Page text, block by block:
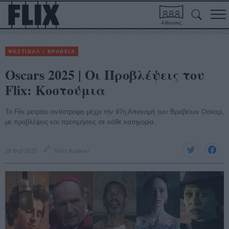
Αίθουσες
ΦΕΣΤΙΒΑΛ / ΒΡΑΒΕΙΑ
Oscars 2025 | Οι Προβλέψεις του
Flix: Κοστούμια
To Flix μετράει αντίστροφα μέχρι την 97η Απονομή των Βραβείων Οσκαρ,
με προβλέψεις και προτιμήσεις σε κάθε κατηγορία.
18 Φεβ 2025 Νέλη Κυρίκου